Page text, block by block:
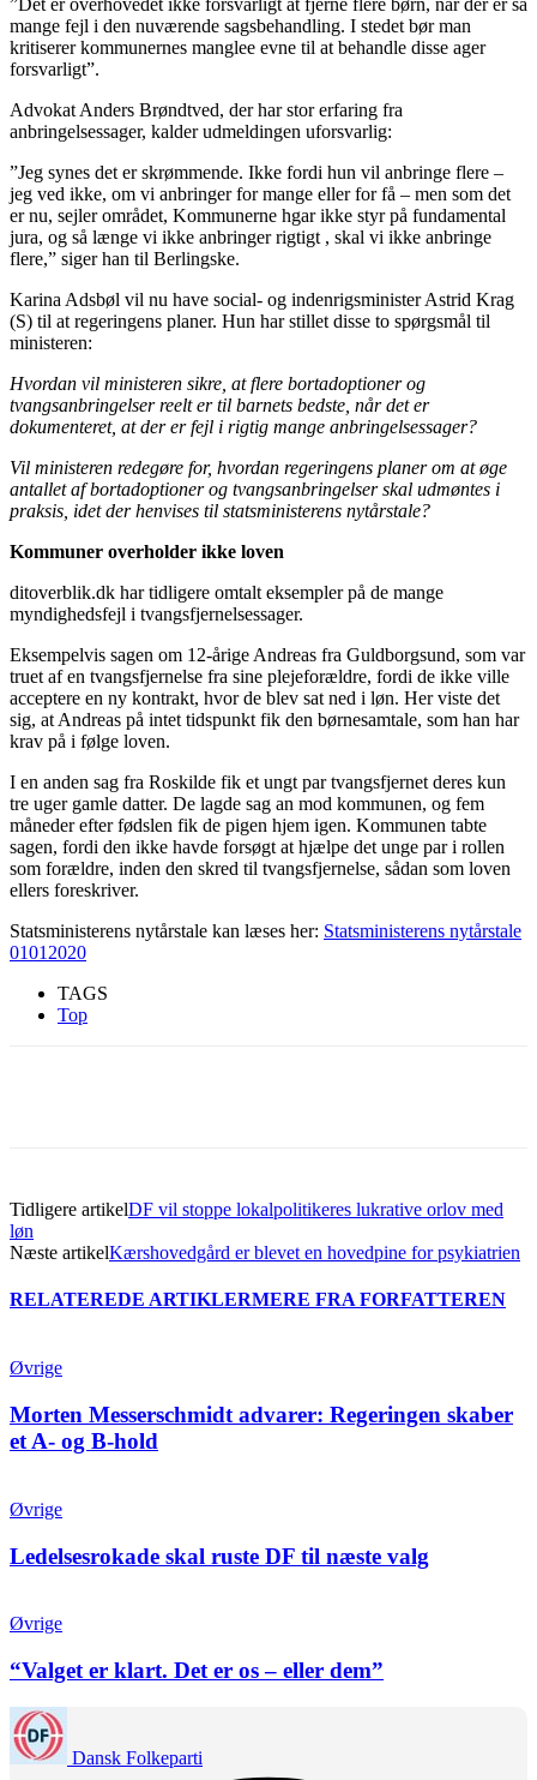
mange fejl i den nuværende sagsbehandling. I stedet bør man
kritiserer kommunernes manglee evne til at behandle disse ager
forsvarligt”.
Advokat Anders Brøndtved, der har stor erfaring fra
anbringelsessager, kalder udmeldingen uforsvarlig:
”Jeg synes det er skrømmende. Ikke fordi hun vil anbringe flere –
jeg ved ikke, om vi anbringer for mange eller for få – men som det
er nu, sejler området, Kommunerne hgar ikke styr på fundamental
jura, og så længe vi ikke anbringer rigtigt , skal vi ikke anbringe
flere,” siger han til Berlingske.
Karina Adsbøl vil nu have social- og indenrigsminister Astrid Krag
(S) til at regeringens planer. Hun har stillet disse to spørgsmål til
ministeren:
Hvordan vil ministeren sikre, at flere bortadoptioner og
tvangsanbringelser reelt er til barnets bedste, når det er
dokumenteret, at der er fejl i rigtig mange anbringelsessager?
Vil ministeren redegøre for, hvordan regeringens planer om at øge
antallet af bortadoptioner og tvangsanbringelser skal udmøntes i
praksis, idet der henvises til statsministerens nytårstale?
Kommuner overholder ikke loven
ditoverblik.dk har tidligere omtalt eksempler på de mange
myndighedsfejl i tvangsfjernelsessager.
Eksempelvis sagen om 12-årige Andreas fra Guldborgsund, som var
truet af en tvangsfjernelse fra sine plejeforældre, fordi de ikke ville
acceptere en ny kontrakt, hvor de blev sat ned i løn. Her viste det
sig, at Andreas på intet tidspunkt fik den børnesamtale, som han har
krav på i følge loven.
I en anden sag fra Roskilde fik et ungt par tvangsfjernet deres kun
tre uger gamle datter. De lagde sag an mod kommunen, og fem
måneder efter fødslen fik de pigen hjem igen. Kommunen tabte
sagen, fordi den ikke havde forsøgt at hjælpe det unge par i rollen
som forældre, inden den skred til tvangsfjernelse, sådan som loven
ellers foreskriver.
Statsministerens nytårstale kan læses her: Statsministerens nytårstale
01012020
TAGS
Top
Tidligere artikelDF vil stoppe lokalpolitikeres lukrative orlov med
løn
Næste artikelKærshovedgård er blevet en hovedpine for psykiatrien
RELATEREDE ARTIKLERMERE FRA FORFATTEREN
Øvrige
Morten Messerschmidt advarer: Regeringen skaber
et A- og B-hold
Øvrige
Ledelsesrokade skal ruste DF til næste valg
Øvrige
“Valget er klart. Det er os – eller dem”
Dansk Folkeparti